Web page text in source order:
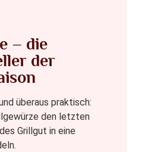
– die
der
überaus praktisch:
den letzten
Grillgut in eine